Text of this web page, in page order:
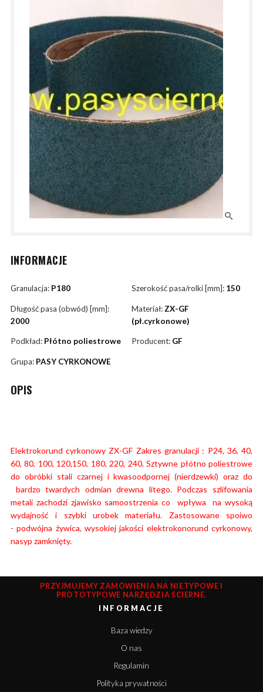
INFORMACJE
Granulacja: P180 Szerokość pasa/rolki [mm]: 150
Długość pasa (obwód) [mm]:
2000
Materiał: ZX-GF
(pł.cyrkonowe)
Podkład: Płótno poliestrowe Producent: GF
Grupa: PASY CYRKONOWE
OPIS
Elektrokorund cyrkonowy ZX-GF Zakres granulacji : P24, 36, 40,
60, 80, 100, 120,150, 180, 220, 240. Sztywne płótno poliestrowe
do obróbki stali czarnej i kwasoodpornej (nierdzewki) oraz do
bardzo twardych odmian drewna litego. Podczas szlifowania
metali zachodzi zjawisko samoostrzenia co wpływa na wysoką
wydajność i szybki urobek materiału. Zastosowane spoiwo
- podwójna żywica, wysokiej jakości elektrokonorund cyrkonowy,
nasyp zamknięty.
PRZYJMUJEMY ZAMÓWIENIA NA NIETYPOWE I
PROTOTYPOWE NARZĘDZIA ŚCIERNE.
INFORMACJE
Baza wiedzy
O nas
Regulamin
Polityka prywatności